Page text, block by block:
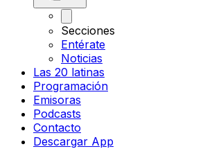
Secciones
Entérate
Noticias
Las 20 latinas
Programación
Emisoras
Podcasts
Contacto
Descargar App